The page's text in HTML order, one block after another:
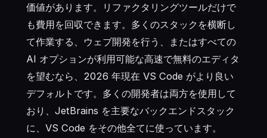
価値があります。リファクタリングツールだけで
も費用を回収できます。多くのスタックを横断し
て作業する、ウェブ開発を行う、またはすべての
AI オプションが利用可能な高速で無料のエディタ
を望むなら、2026 年現在 VS Code がより良い
デフォルトです。多くの開発者は両方を使用して
おり、JetBrains を主要なバックエンドスタック
に、VS Code をその他全てに使っています。